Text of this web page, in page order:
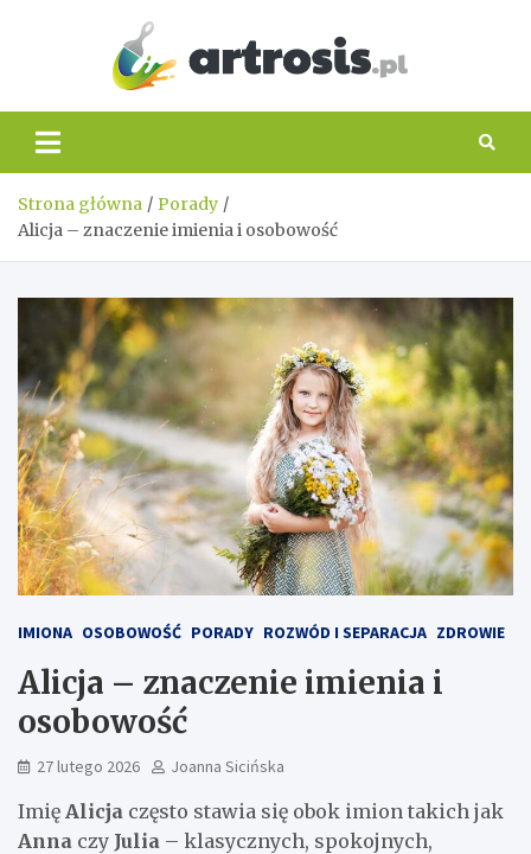
Strona główna
Porady
Alicja – znaczenie imienia i osobowość
IMIONA OSOBOWOŚĆ PORADY ROZWÓD I SEPARACJA ZDROWIE
Alicja – znaczenie imienia i
osobowość
27 lutego 2026 Joanna Sicińska
Imię Alicja często stawia się obok imion takich jak
Anna czy Julia – klasycznych, spokojnych,